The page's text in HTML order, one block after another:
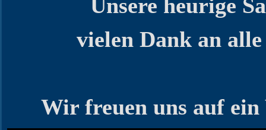
Unsere heurige
vielen Dank an
Wir freuen uns auf ein